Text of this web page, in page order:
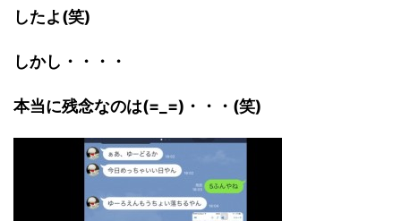
したよ(笑)
しかし・・・・
本当に残念なのは(=_=)・・・(笑)